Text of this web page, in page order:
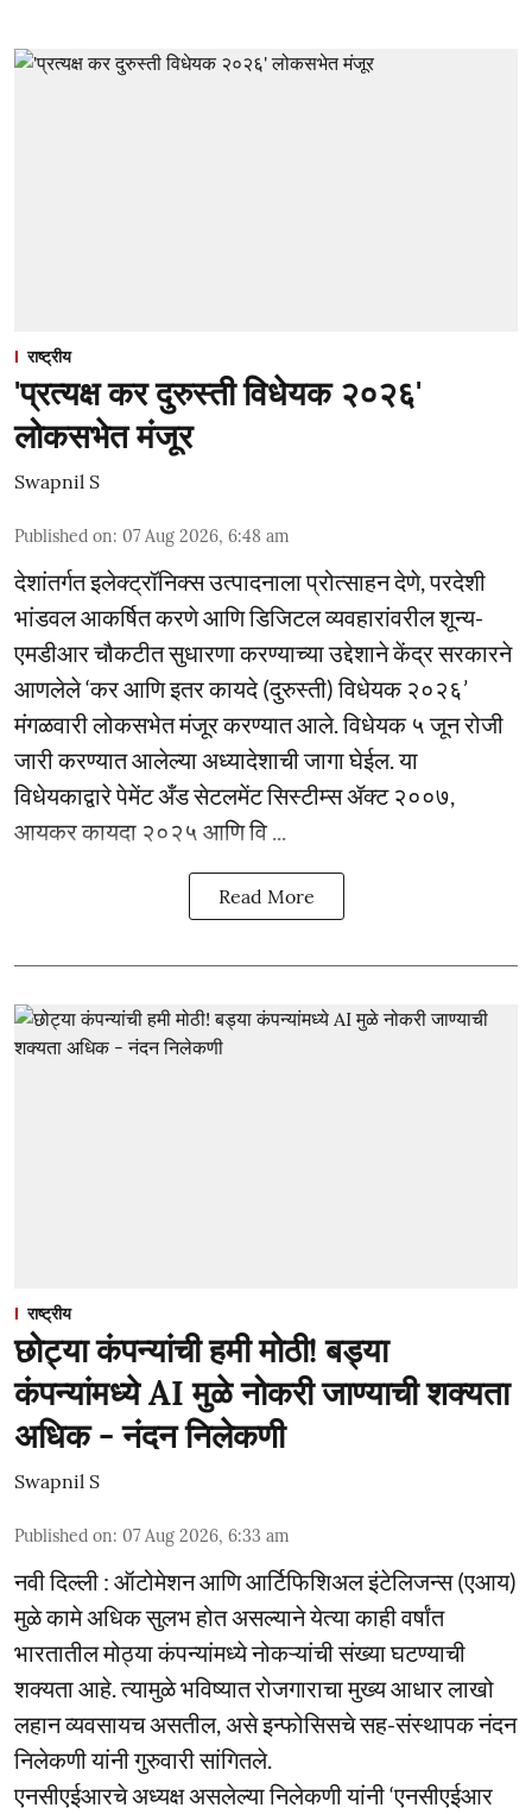
राष्ट्रीय
'प्रत्यक्ष कर दुरुस्ती विधेयक २०२६'
लोकसभेत मंजूर
Swapnil S
Published on: 07 Aug 2026, 6:48 am
देशांतर्गत इलेक्ट्रॉनिक्स उत्पादनाला प्रोत्साहन देणे, परदेशी
भांडवल आकर्षित करणे आणि डिजिटल व्यवहारांवरील शून्य-
एमडीआर चौकटीत सुधारणा करण्याच्या उद्देशाने केंद्र सरकारने
आणलेले ‘कर आणि इतर कायदे (दुरुस्ती) विधेयक २०२६’
मंगळवारी लोकसभेत मंजूर करण्यात आले. विधेयक ५ जून रोजी
जारी करण्यात आलेल्या अध्यादेशाची जागा घेईल. या
विधेयकाद्वारे पेमेंट अँड सेटलमेंट सिस्टीम्स ॲक्ट २००७,
आयकर कायदा २०२५ आणि वि ...
Read More
राष्ट्रीय
छोट्या कंपन्यांची हमी मोठी! बड्या
कंपन्यांमध्ये AI मुळे नोकरी जाण्याची शक्यता
अधिक - नंदन निलेकणी
Swapnil S
Published on: 07 Aug 2026, 6:33 am
नवी दिल्ली : ऑटोमेशन आणि आर्टिफिशिअल इंटेलिजन्स (एआय)
मुळे कामे अधिक सुलभ होत असल्याने येत्या काही वर्षांत
भारतातील मोठ्या कंपन्यांमध्ये नोकऱ्यांची संख्या घटण्याची
शक्यता आहे. त्यामुळे भविष्यात रोजगाराचा मुख्य आधार लाखो
लहान व्यवसायच असतील, असे इन्फोसिसचे सह-संस्थापक नंदन
निलेकणी यांनी गुरुवारी सांगितले.
एनसीएईआरचे अध्यक्ष असलेल्या निलेकणी यांनी ‘एनसीएईआर